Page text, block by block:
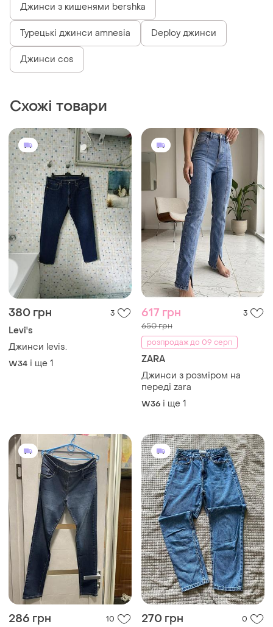
Джинси з кишенями bershka
Турецькі джинси amnesia Deploy джинси
Джинси cos
Схожі товари
380 грн 3
Levi's
Джинси levis.
W34 і ще 1
617 грн 3
650 грн
розпродаж до 09 серп
ZARA
Джинси з розміром на
переді zara
W36 і ще 1
286 грн 10 270 грн 0